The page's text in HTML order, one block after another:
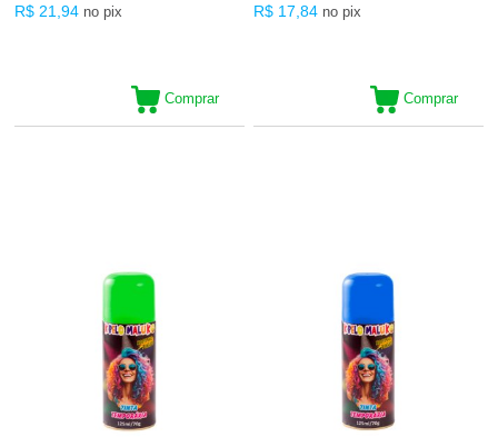
R$ 21,94 no pix
Comprar
R$ 17,84 no pix
Comprar